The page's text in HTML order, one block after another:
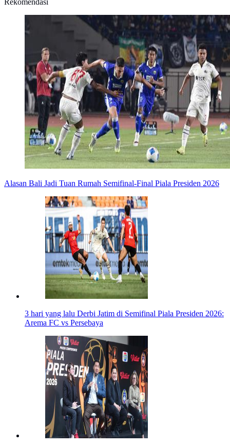
Rekomendasi
Alasan Bali Jadi Tuan Rumah Semifinal-Final Piala Presiden 2026
3 hari yang lalu Derbi Jatim di Semifinal Piala Presiden 2026:
Arema FC vs Persebaya